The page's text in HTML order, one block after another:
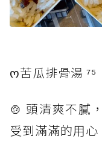
ო苦瓜排骨湯 ⁷⁵
🍲 頭清爽不膩
受到滿滿的用心